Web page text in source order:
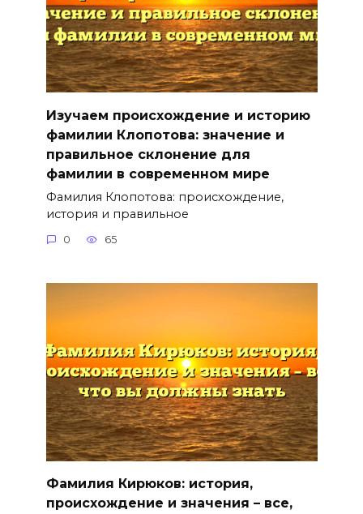
Изучаем происхождение и историю
фамилии Клопотова: значение и
правильное склонение для
фамилии в современном мире
Фамилия Клопотова: происхождение,
история и правильное
0 65
Фамилия Кирюков: история,
происхождение и значения – все,